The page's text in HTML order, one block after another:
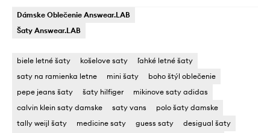
Dámske Oblečenie Answear.LAB
Šaty Answear.LAB
biele letné šaty košelove saty
ľahké letné šaty
saty na ramienka letne
mini šaty
boho štýl oblečenie
pepe jeans šaty
šaty hilfiger
mikinove saty adidas
calvin klein saty damske
saty vans
polo šaty damske
tally weijl šaty
medicine saty guess saty
desigual šaty